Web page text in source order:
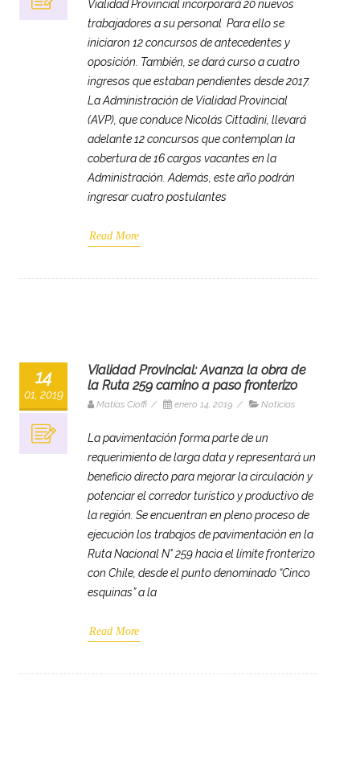
Vialidad Provincial incorporará 20 nuevos
trabajadores a su personal Para ello se
iniciaron 12 concursos de antecedentes y
oposición. También, se dará curso a cuatro
ingresos que estaban pendientes desde 2017.
La Administración de Vialidad Provincial
(AVP), que conduce Nicolás Cittadini, llevará
adelante 12 concursos que contemplan la
cobertura de 16 cargos vacantes en la
Administración. Además, este año podrán
ingresar cuatro postulantes
Read More
14
01, 2019
Vialidad Provincial: Avanza la obra de
la Ruta 259 camino a paso fronterizo
Matias Cioffi / enero 14, 2019 / Noticias
La pavimentación forma parte de un
requerimiento de larga data y representará un
beneficio directo para mejorar la circulación y
potenciar el corredor turístico y productivo de
la región. Se encuentran en pleno proceso de
ejecución los trabajos de pavimentación en la
Ruta Nacional N° 259 hacia el límite fronterizo
con Chile, desde el punto denominado “Cinco
esquinas” a la
Read More